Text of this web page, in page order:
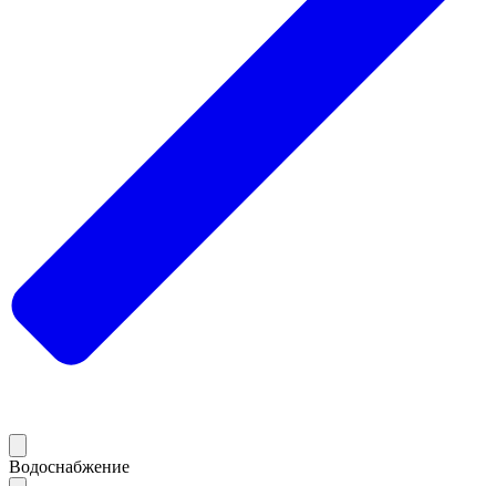
Водоснабжение